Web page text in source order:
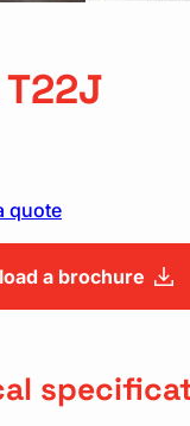
T22J
quote
a brochure